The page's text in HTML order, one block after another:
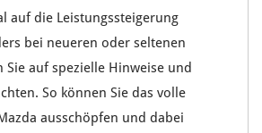
auf die Leistungssteigerung
bei neueren oder seltenen
Sie auf spezielle Hinweise und
So können Sie das volle
ausschöpfen und dabei